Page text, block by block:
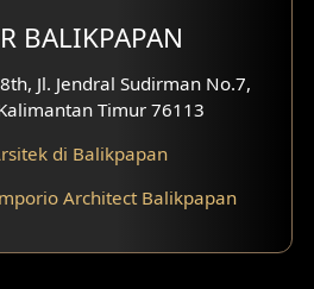
Bali
BALIKPAPAN
Jl. Jendral Sudirman No.7,
Timur 76113
di Balikpapan
Architect Balikpapan